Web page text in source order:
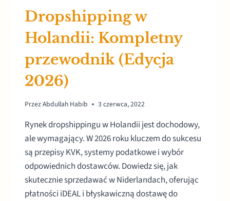
Dropshipping w
Holandii: Kompletny
przewodnik (Edycja
2026)
PrzezAbdullah Habib 3 czerwca, 2022
Rynek dropshippingu w Holandii jest dochodowy,
ale wymagający. W 2026 roku kluczem do sukcesu
są przepisy KVK, systemy podatkowe i wybór
odpowiednich dostawców. Dowiedz się, jak
skutecznie sprzedawać w Niderlandach, oferując
płatności iDEAL i błyskawiczną dostawę do